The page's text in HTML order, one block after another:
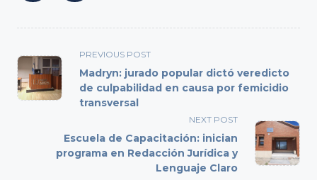
<span
class="nav-
subtitle
screen-
text">Page</span>
PREVIOUS POST
Madryn: jurado popular dictó veredicto
de culpabilidad en causa por femicidio
transversal
NEXT POST
Escuela de Capacitación: inician
programa en Redacción Jurídica y
Lenguaje Claro